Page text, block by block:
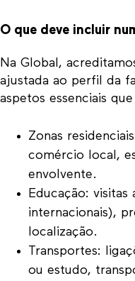
O que deve incluir
Na Global,
ajustada ao perfil da
aspetos essenciais
Zonas
comércio local,
envolvente.
Educação: visitas
internacionais),
localização.
Transportes:
ou estudo,